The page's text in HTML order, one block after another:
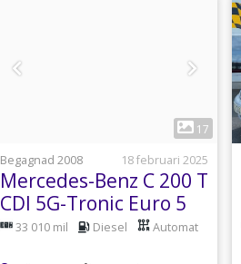
17
Begagnad 2008
18 februari 2025
Mercedes-Benz C 200 T
CDI 5G-Tronic Euro 5
33 010 mil Diesel Automat